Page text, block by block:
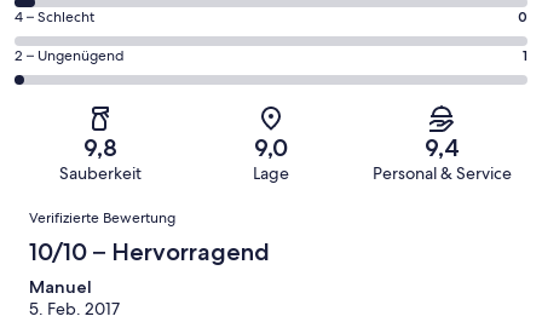
haben
eine
Bewertung
Hervorragend
55
Gästebewertungen
haben
Bewertung
Gut
von
insgesamt
55
Gästebewertungen
Bewertung
Okay
0
von
insgesamt
Gästebewertungen
von
Schlecht
4 – Schlecht 0
1
von
insgesamt
Gästebewertungen
haben
eine
Bewertung
von
2 – Ungenügend 1
9,8
Sauberkeit
9,0
Lage
9,4
Personal & Service
Bewertungen
Verifizierte Bewertung
10/10 – Hervorragend
Manuel
5. Feb. 2017